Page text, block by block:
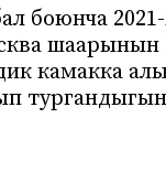
боюнча
камакка